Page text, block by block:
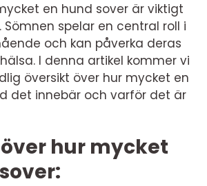
en hund sover är viktigt
spelar en central roll i
och kan påverka deras
I denna artikel kommer vi
översikt över hur mycket en
det innebär och varför det är
hur mycket